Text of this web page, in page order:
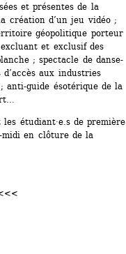
et présentes de la
création d’un jeu vidéo ;
géopolitique porteur
et exclusif des
; spectacle de danse-
aux industries
anti-guide ésotérique de la
étudiant·e.s de première
midi en clôture de la